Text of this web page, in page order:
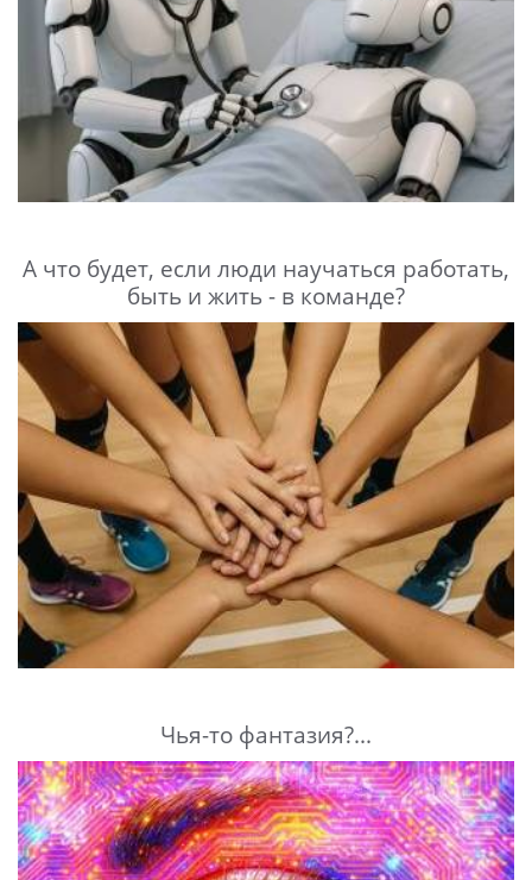
А что будет, если люди научаться работать,
быть и жить - в команде?
Чья-то фантазия?...